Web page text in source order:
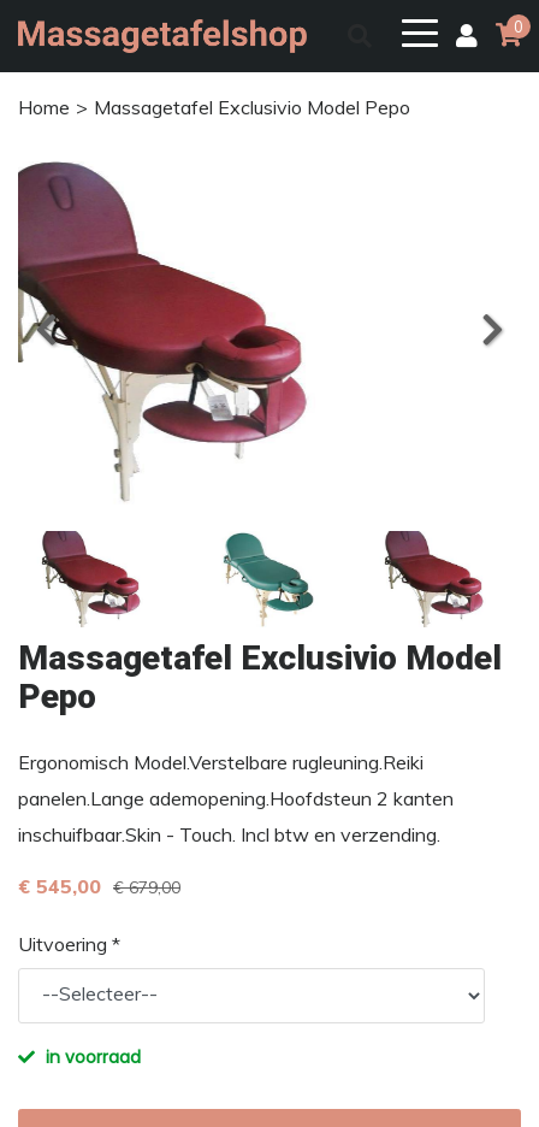
0
Home Massagetafel Exclusivio Model Pepo
Massagetafel Exclusivio Model
Pepo
Ergonomisch Model.Verstelbare rugleuning.Reiki
panelen.Lange ademopening.Hoofdsteun 2 kanten
inschuifbaar.Skin - Touch. Incl btw en verzending.
€ 545,00 € 679,00
Uitvoering *
in voorraad